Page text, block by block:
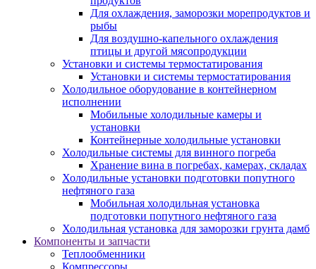
Для охлаждения, заморозки морепродуктов и
рыбы
Для воздушно-капельного охлаждения
птицы и другой мясопродукции
Установки и системы термостатирования
Установки и системы термостатирования
Холодильное оборудование в контейнерном
исполнении
Мобильные холодильные камеры и
установки
Контейнерные холодильные установки
Холодильные системы для винного погреба
Хранение вина в погребах, камерах, складах
Холодильные установки подготовки попутного
нефтяного газа
Мобильная холодильная установка
подготовки попутного нефтяного газа
Холодильная установка для заморозки грунта дамб
Компоненты и запчасти
Теплообменники
Компрессоры